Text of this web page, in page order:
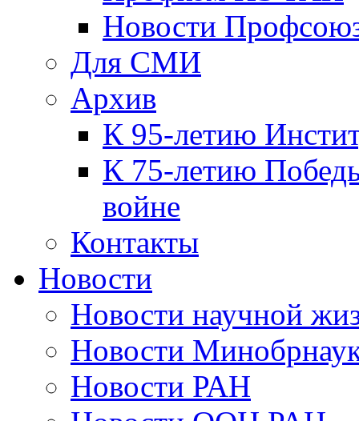
Новости
Для СМИ
Архив
К 95-летию
К 75-летию
войне
Контакты
Новости
Новости научной
Новости
Новости РАН